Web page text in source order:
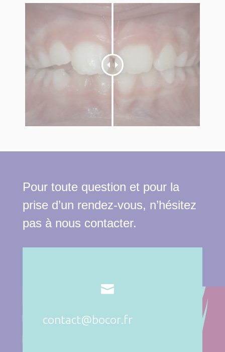
Pour toute question et pour la
prise d’un rendez-vous, n’hésitez
pas à nous contacter.

contact@bocor.fr